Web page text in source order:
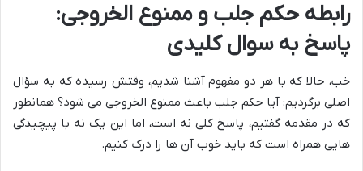
رابطه حکم جلب و ممنوع الخروجی:
پاسخ به سوال کلیدی
خب، حالا که با هر دو مفهوم آشنا شدیم، وقتش رسیده که به سؤال
اصلی برگردیم: آیا حکم جلب باعث ممنوع الخروجی می شود؟ همانطور
که در مقدمه گفتیم، پاسخ کلی نه است، اما این یک نه با پیچیدگی
هایی همراه است که باید خوب آن ها را درک کنیم.